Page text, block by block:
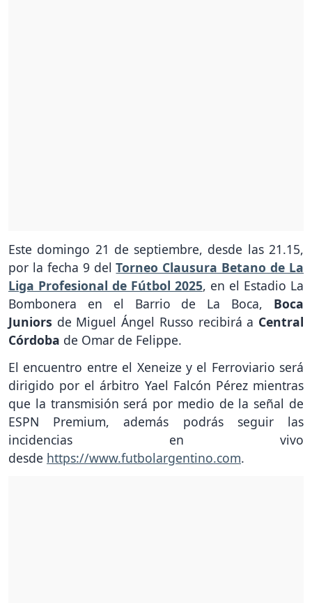
Este domingo 21 de septiembre, desde las 21.15,
por la fecha 9 delTorneo Clausura Betano de La
Liga Profesional de Fútbol 2025, en el Estadio La
Bombonera en el Barrio de La Boca, Boca
Juniors de Miguel Ángel Russo recibirá a Central
Córdoba de Omar de Felippe.
El encuentro entre el Xeneize y el Ferroviario será
dirigido por el árbitro Yael Falcón Pérez mientras
que la transmisión será por medio de la señal de
ESPN Premium, además podrás seguir las
incidencias en vivo
desde https://www.futbolargentino.com.